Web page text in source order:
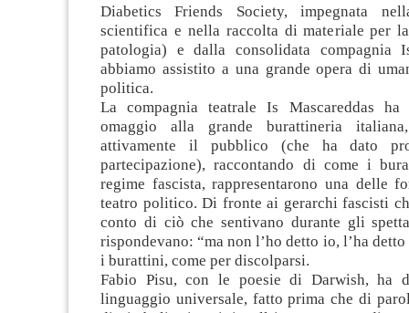
Diabetics Friends Society, impegnata
scientifica e nella raccolta di materiale per
patologia) e dalla consolidata compagnia
abbiamo assistito a una grande opera di
politica.
La compagnia teatrale Is Mascareddas ha
omaggio alla grande burattineria
attivamente il pubblico (che ha dato
partecipazione), raccontando di come i
regime fascista, rappresentarono una delle
teatro politico. Di fronte ai gerarchi fascisti
conto di ciò che sentivano durante gli
rispondevano: “ma non l’ho detto io, l’ha
i burattini, come per discolparsi.
Fabio Pisu, con le poesie di Darwish, ha
linguaggio universale, fatto prima che di